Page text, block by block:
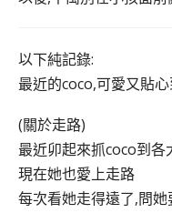
以下純記錄:
最近的coco,可愛又貼
(關於走路)
最近卯起來抓coco到
現在她也愛上走路
每次看她走得遠了,問